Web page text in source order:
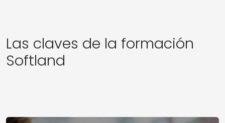
Las claves de la formación
Softland